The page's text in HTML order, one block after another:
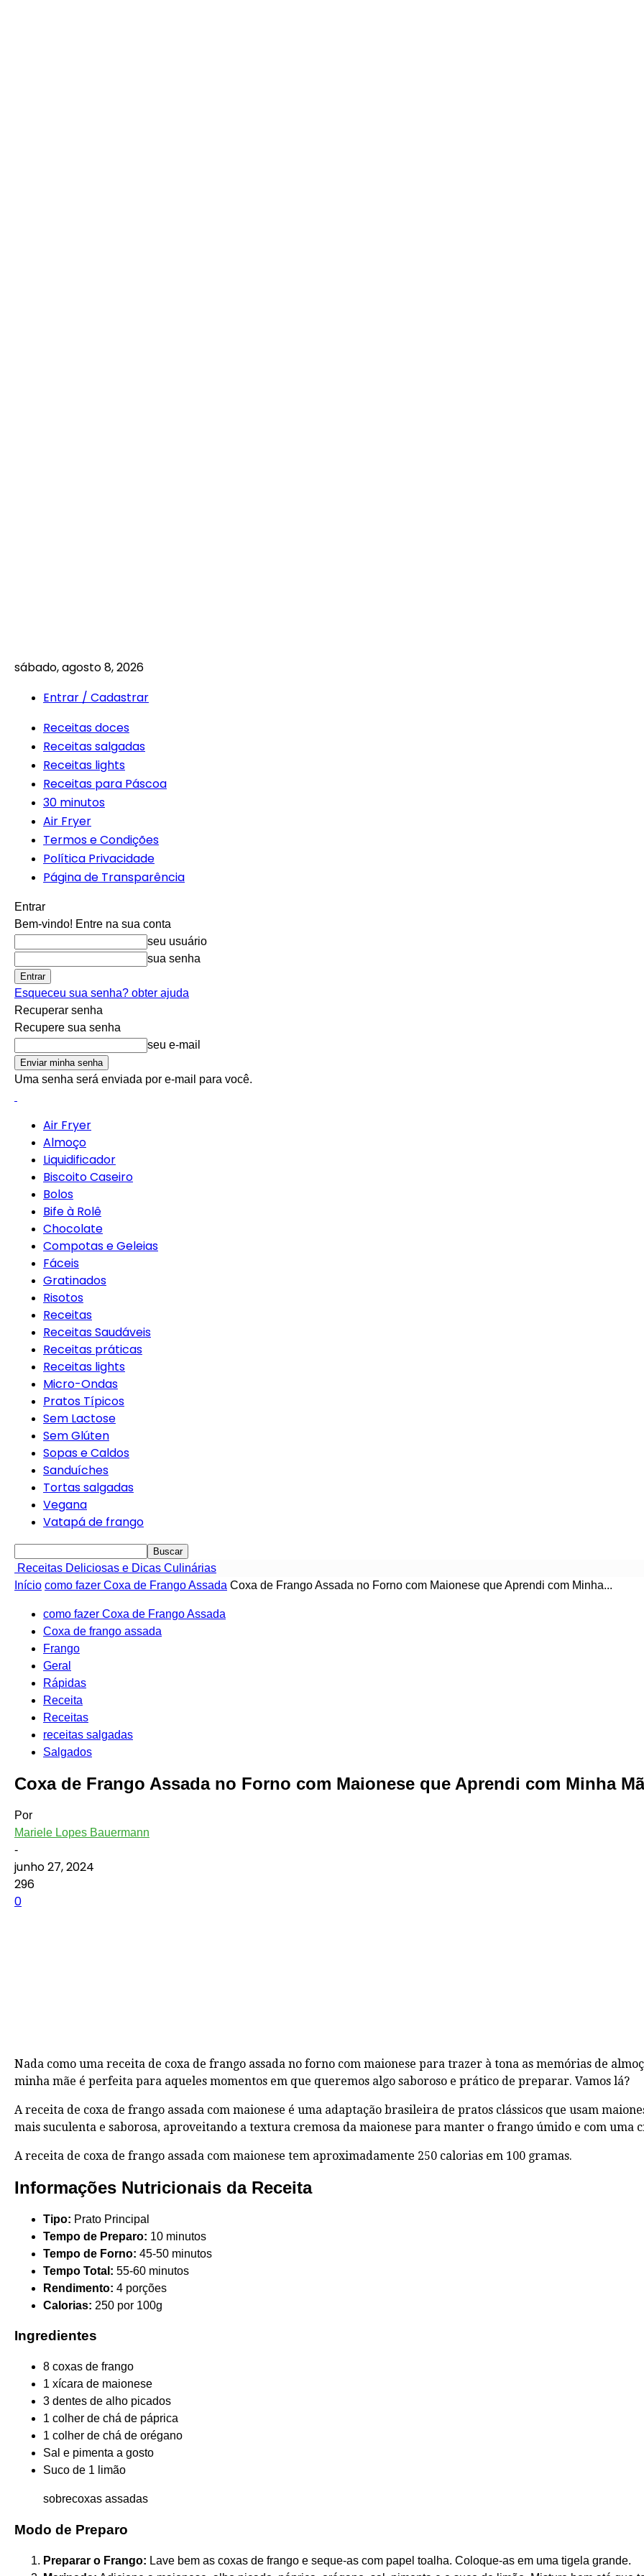
sábado, agosto 8, 2026
Entrar / Cadastrar
Receitas doces
Receitas salgadas
Receitas lights
Receitas para Páscoa
30 minutos
Air Fryer
Termos e Condições
Política Privacidade
Página de Transparência
Entrar
Bem-vindo! Entre na sua conta
seu usuário
sua senha
Esqueceu sua senha? obter ajuda
Recuperar senha
Recupere sua senha
seu e-mail
Uma senha será enviada por e-mail para você.
Air Fryer
Almoço
Liquidificador
Biscoito Caseiro
Bolos
Bife à Rolê
Chocolate
Compotas e Geleias
Fáceis
Gratinados
Risotos
Receitas
Receitas Saudáveis
Receitas práticas
Receitas lights
Micro-Ondas
Pratos Típicos
Sem Lactose
Sem Glúten
Sopas e Caldos
Sanduíches
Tortas salgadas
Vegana
Vatapá de frango
Receitas Deliciosas e Dicas Culinárias
Início como fazer Coxa de Frango Assada Coxa de Frango Assada no Forno com Maionese que Aprendi com Minha...
como fazer Coxa de Frango Assada
Coxa de frango assada
Frango
Geral
Rápidas
Receita
Receitas
receitas salgadas
Salgados
Coxa de Frango Assada no Forno com Maionese que Aprendi com Minha
Por
Mariele Lopes Bauermann
-
junho 27, 2024
296
0
Nada como uma receita de coxa de frango assada no forno com maionese para trazer à tona as memórias de
minha mãe é perfeita para aqueles momentos em que queremos algo saboroso e prático de preparar. Vamos lá?
A receita de coxa de frango assada com maionese é uma adaptação brasileira de pratos clássicos que usam
mais suculenta e saborosa, aproveitando a textura cremosa da maionese para manter o frango úmido e com uma
A receita de coxa de frango assada com maionese tem aproximadamente 250 calorias em 100 gramas.
Informações Nutricionais da Receita
Tipo: Prato Principal
Tempo de Preparo: 10 minutos
Tempo de Forno: 45-50 minutos
Tempo Total: 55-60 minutos
Rendimento: 4 porções
Calorias: 250 por 100g
Ingredientes
8 coxas de frango
1 xícara de maionese
3 dentes de alho picados
1 colher de chá de páprica
1 colher de chá de orégano
Sal e pimenta a gosto
Suco de 1 limão
sobrecoxas assadas
Modo de Preparo
Preparar o Frango: Lave bem as coxas de frango e seque-as com papel toalha. Coloque-as em uma tigela grande.